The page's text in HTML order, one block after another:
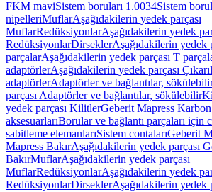
FKM maviSistem boruları 1.0034Sistem
nipelleriMuflarAşağıdakilerin yedek parçası
MuflarRedüksiyonlarAşağıdakilerin yedek
RedüksiyonlarDirseklerAşağıdakilerin yedek
parçalarAşağıdakilerin yedek parçası T
adaptörlerAşağıdakilerin yedek parçası
adaptörlerAdaptörler ve bağlantılar,
parçası Adaptörler ve bağlantılar, sökülebilir
yedek parçası KilitlerGeberit Mapress
aksesuarlarıBorular ve bağlantı parçaları için
sabitleme elemanlarıSistem contalarıGeberit
Mapress BakırAşağıdakilerin yedek parçası
BakırMuflarAşağıdakilerin yedek parçası
MuflarRedüksiyonlarAşağıdakilerin yedek
RedüksiyonlarDirseklerAşağıdakilerin yedek